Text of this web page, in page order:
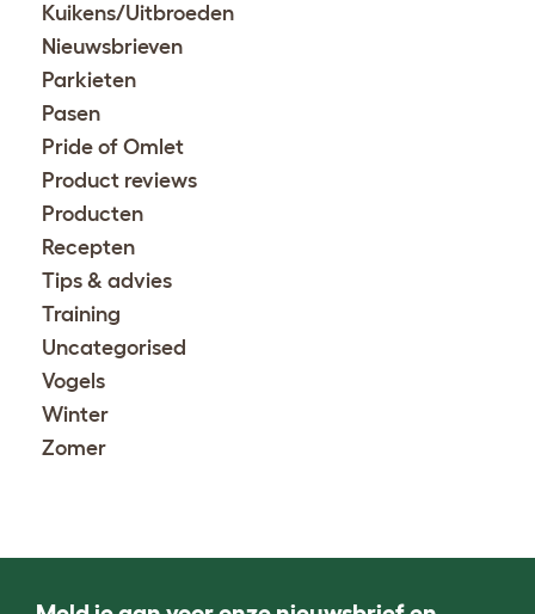
Kuikens/Uitbroeden
Nieuwsbrieven
Parkieten
Pasen
Pride of Omlet
Product reviews
Producten
Recepten
Tips & advies
Training
Uncategorised
Vogels
Winter
Zomer